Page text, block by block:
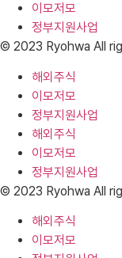
이모저모
정부지원사업
© 2023 Ryohwa All
해외주식
이모저모
정부지원사업
해외주식
이모저모
정부지원사업
© 2023 Ryohwa All
해외주식
이모저모